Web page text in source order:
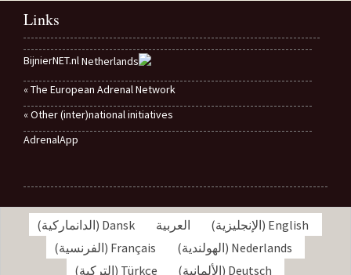
Links
BijnierNET.nl
The European Adrenal Network »
Other (inter)national initiatives »
AdrenalApp
English
(الإنجليزية) العربية Dansk
(الدانماركية)
Nederlands
(الهولندية)
Français
(الفرنسية)
Deutsch
(الألمانية)
Türkçe
(التركية)